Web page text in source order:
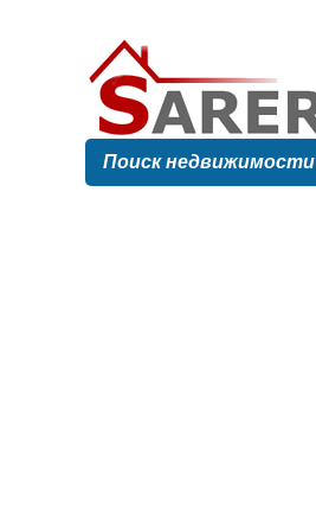
Поиск недвижимости